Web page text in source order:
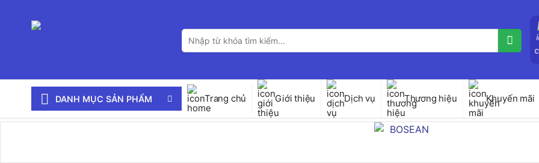
Tìm
kiếm:
DANH MỤC SẢN PHẨM Trang chủ Giới thiệu Dịch vụ Thương hiệu Khuyến mãi